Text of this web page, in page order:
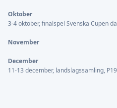
Oktober
3-4 oktober, finalspel Svenska Cupen
November
December
11-13 december, landslagssamling,